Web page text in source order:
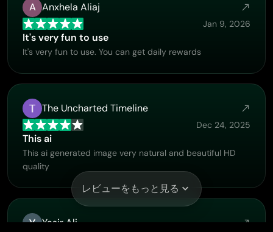
A Anxhela Aliaj
Jan 9, 2026
It's very fun to use
It's very fun to use. You can get daily rewards
The Uncharted Timeline
Dec 24, 2025
This ai
This ai generated image very natural and beautiful HD
quality
Yasir Ali
レビューをもっと見る